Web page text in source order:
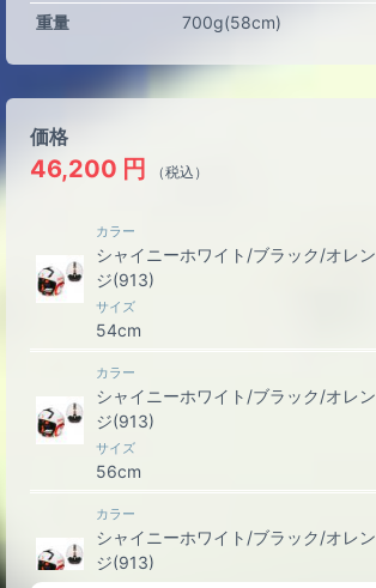
重量
700g(58cm)
価格
46,200 円 （税込）
カラー
シャイニーホワイト/ブラック/オレン
ジ(913)
サイズ
54cm
カラー
シャイニーホワイト/ブラック/オレン
ジ(913)
サイズ
56cm
カラー
シャイニーホワイト/ブラック/オレン
ジ(913)